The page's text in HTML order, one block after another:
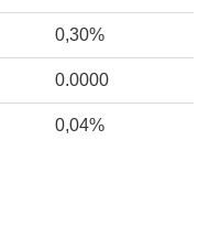
0,30%
0.0000
0,04%